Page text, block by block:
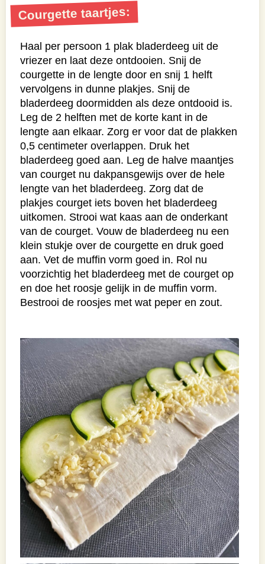
Courgette taartjes:
Haal per persoon 1 plak bladerdeeg uit de
vriezer en laat deze ontdooien. Snij de
courgette in de lengte door en snij 1 helft
vervolgens in dunne plakjes. Snij de
bladerdeeg doormidden als deze ontdooid is.
Leg de 2 helften met de korte kant in de
lengte aan elkaar. Zorg er voor dat de plakken
0,5 centimeter overlappen. Druk het
bladerdeeg goed aan. Leg de halve maantjes
van courget nu dakpansgewijs over de hele
lengte van het bladerdeeg. Zorg dat de
plakjes courget iets boven het bladerdeeg
uitkomen. Strooi wat kaas aan de onderkant
van de courget. Vouw de bladerdeeg nu een
klein stukje over de courgette en druk goed
aan. Vet de muffin vorm goed in. Rol nu
voorzichtig het bladerdeeg met de courget op
en doe het roosje gelijk in de muffin vorm.
Bestrooi de roosjes met wat peper en zout.